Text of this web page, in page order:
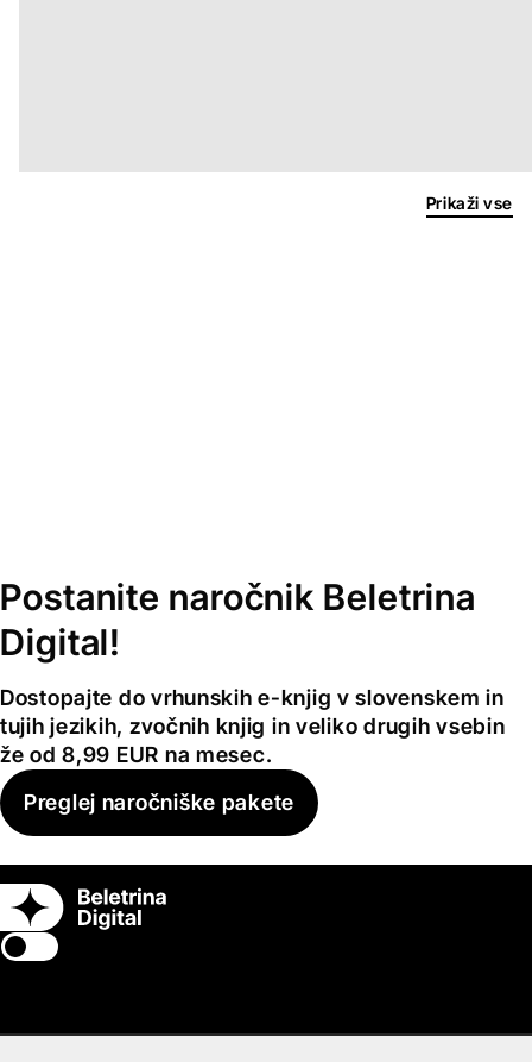
Prikaži vse
Postanite naročnik Beletrina
Digital!
Dostopajte do vrhunskih e-knjig v slovenskem in
tujih jezikih, zvočnih knjig in veliko drugih vsebin
že od 8,99 EUR na mesec.
Preglej naročniške pakete
Switch theme